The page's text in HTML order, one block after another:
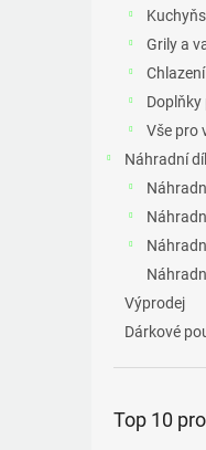
Grily a
Chlazení
Vše pro
Náhradní
Výprodej
Dárkové
Top 10